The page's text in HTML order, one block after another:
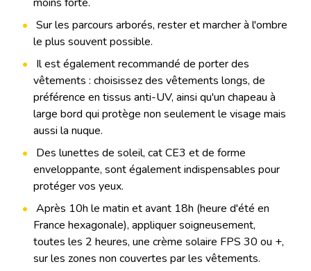
Sur les parcours arborés, rester et marcher à l'ombre
le plus souvent possible.
Il est également recommandé de porter des
vêtements : choisissez des vêtements longs, de
préférence en tissus anti-UV, ainsi qu'un chapeau à
large bord qui protège non seulement le visage mais
aussi la nuque.
Des lunettes de soleil, cat CE3 et de forme
enveloppante, sont également indispensables pour
protéger vos yeux.
Après 10h le matin et avant 18h (heure d'été en
France hexagonale), appliquer soigneusement,
toutes les 2 heures, une crème solaire FPS 30 ou +,
sur les zones non couvertes par les vêtements.